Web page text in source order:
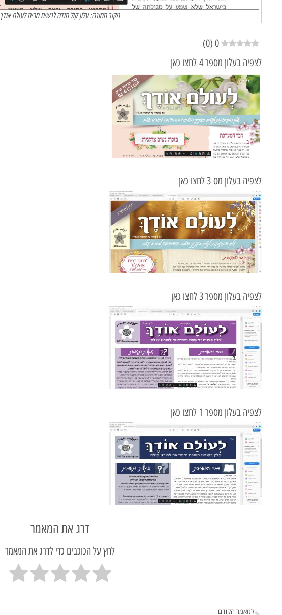
מקור תמונה: עלון קול תודה לנשים מבית לעולם אודך
0
(
0
)
לצפיה בעלון מספר 4 לחצו כאן
לצפיה בעלון מס 3 לחצו כאן
לצפיה בעלון מספר 3 לחצו כאן
לצפיה בעלון מספר 1 לחצו כאן
דרג את המאמר
לחץ על הכוכבים כדי לדרג את המאמר
למאמר הקודם